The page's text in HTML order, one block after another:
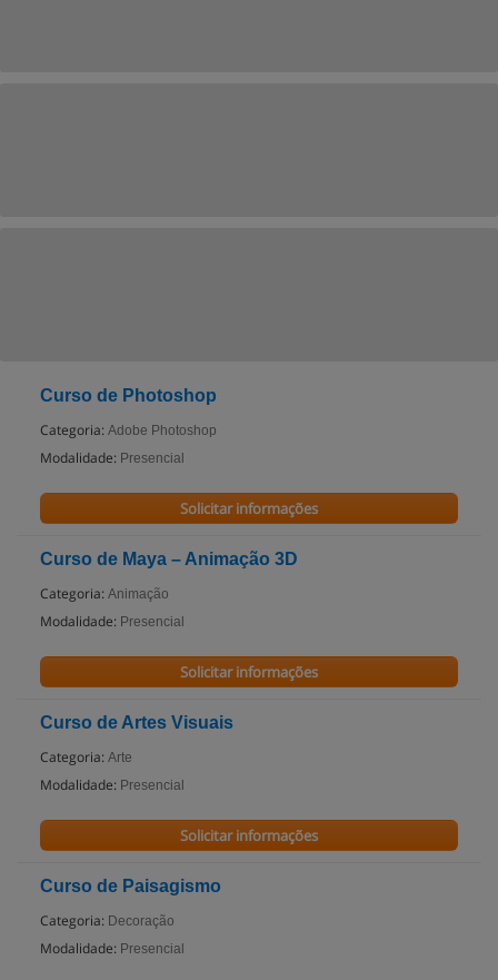
Curso de Photoshop
Categoria: Adobe Photoshop
Modalidade: Presencial
Solicitar informações
Curso de Maya – Animação 3D
Categoria: Animação
Modalidade: Presencial
Solicitar informações
Curso de Artes Visuais
Categoria: Arte
Modalidade: Presencial
Solicitar informações
Curso de Paisagismo
Categoria: Decoração
Modalidade: Presencial